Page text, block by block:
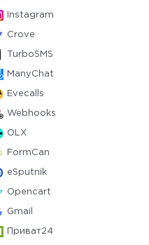
Instagram
Crove
TurboSMS
ManyChat
Evecalls
Webhooks
OLX
FormCan
eSputnik
Opencart
Gmail
Приват24